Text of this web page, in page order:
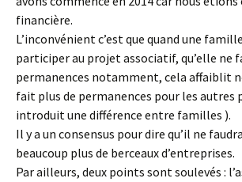
financière.
L’inconvénient c’est que quand une
participer au projet associatif, qu’elle ne
permanences notamment, cela affaiblit
fait plus de permanences pour les autres
introduit une différence entre familles ).
Il y a un consensus pour dire qu’il ne
beaucoup plus de berceaux d’entreprises.
Par ailleurs, deux points sont soulevés :